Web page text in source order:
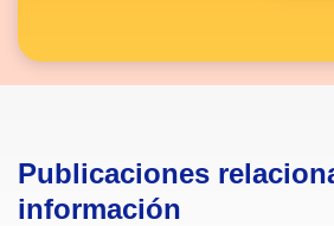
Publicaciones
información